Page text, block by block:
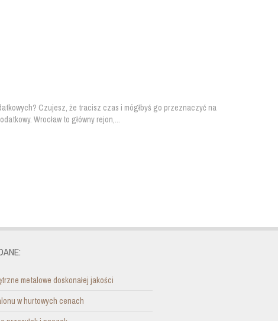
Czujesz, że tracisz czas i mógłbyś go przeznaczyć na
Wrocław to główny rejon,...
metalowe doskonałej jakości
w hurtowych cenach